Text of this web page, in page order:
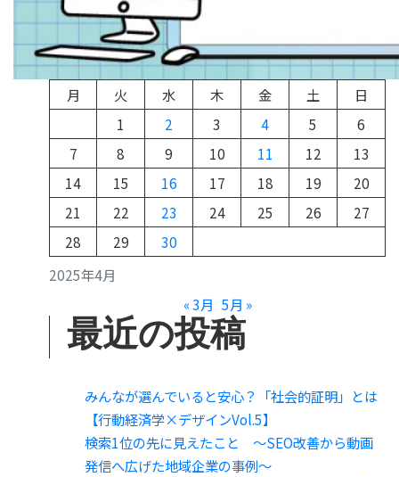
2025年4月
月 火 水 木 金 土
日
1
2 3 4 5
6
7
8 9 10 11 12
13
14
15 16 17 18 19
20
21
22 23 24 25 26
27
28
29 30
« 3月 5月 »
最近の投稿
みんなが選んでいると安心？「社会的証明」とは
【行動経済学×デザインVol.5】
検索1位の先に見えたこと 〜SEO改善から動画
発信へ広げた地域企業の事例〜